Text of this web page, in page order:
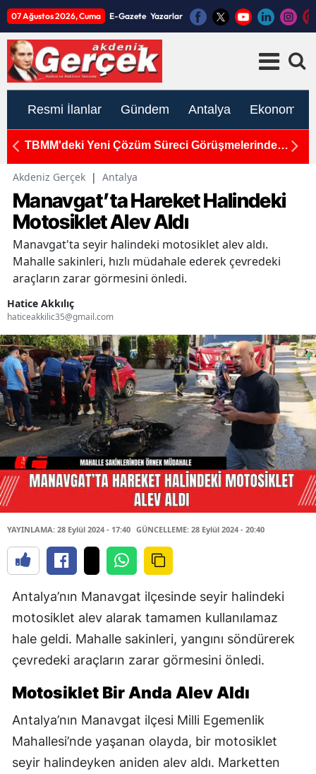
07 Ağustos 2026, Cuma E-Gazete Yazarlar
Resmi İlanlar Gündem Antalya Ekonomi
TBMM'deki Yeni Çözüm Süreci Görüşmelerinde
Akdeniz Gerçek | Antalya
Manavgat’ta Hareket Halindeki
Motosiklet Alev Aldı
Manavgat'ta seyir halindeki motosiklet alev aldı.
Mahalle sakinleri, hızlı müdahale ederek çevredeki
araçların zarar görmesini önledi.
Hatice Akkılıç
haticeakkilic35@gmail.com
YAYINLAMA: 28 Eylül 2024 - 17:40 GÜNCELLEME: 28 Eylül 2024 - 20:40
Antalya’nın Manavgat ilçesinde seyir halindeki
motosiklet alev alarak tamamen kullanılamaz
hale geldi. Mahalle sakinleri, yangını söndürerek
çevredeki araçların zarar görmesini önledi.
Motosiklet Bir Anda Alev Aldı
Antalya’nın Manavgat ilçesi Milli Egemenlik
Mahallesi’nde yaşanan olayda, bir motosiklet
seyir halindeyken aniden alev aldı. Marketten